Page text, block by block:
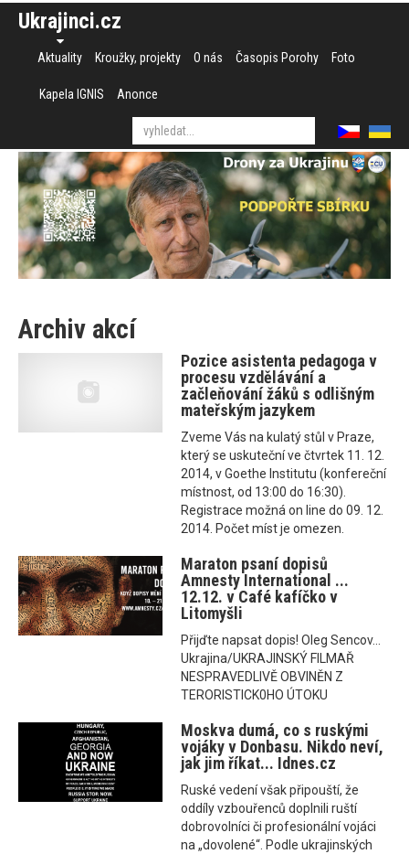
Ukrajinci.cz
Aktuality Kroužky, projekty O nás Časopis Porohy Foto
Kapela IGNIS Anonce
Archiv akcí
Pozice asistenta pedagoga v
procesu vzdělávání a
začleňování žáků s odlišným
mateřským jazykem
Zveme Vás na kulatý stůl v Praze,
který se uskuteční ve čtvrtek 11. 12.
2014, v Goethe Institutu (konfereční
místnost, od 13:00 do 16:30).
Registrace možná on line do 09. 12.
2014. Počet míst je omezen.
Maraton psaní dopisů
Amnesty International ...
12.12. v Café kafíčko v
Litomyšli
Přijďte napsat dopis! Oleg Sencov...
Ukrajina/UKRAJINSKÝ FILMAŘ
NESPRAVEDLIVĚ OBVINĚN Z
TERORISTICK0HO ÚTOKU
Moskva dumá, co s ruskými
vojáky v Donbasu. Nikdo neví,
jak jim říkat... Idnes.cz
Ruské vedení však připouští, že
oddíly vzbouřenců doplnili ruští
dobrovolníci či profesionální vojáci
na „dovolené“. Podle ukrajinských